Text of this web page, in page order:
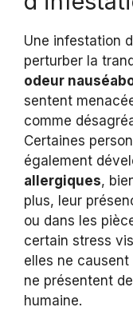
Une infestation
perturber la
odeur
sentent
comme
Certaines
également
allergiques,
plus, leur
ou dans les
certain stress
elles ne
ne présentent
humaine.